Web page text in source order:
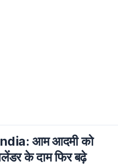
आम आदमी को
के दाम फिर बढ़े